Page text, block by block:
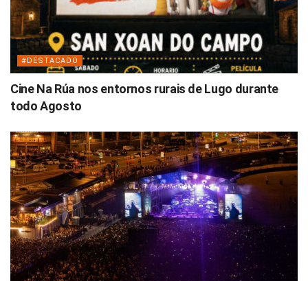
#DESTACADO
Cine Na Rúa nos entornos rurais de Lugo durante
todo Agosto